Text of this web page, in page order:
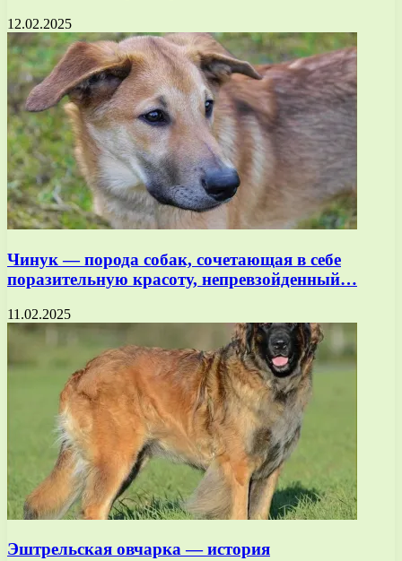
12.02.2025
Чинук — порода собак, сочетающая в себе
поразительную красоту, непревзойденный…
11.02.2025
Эштрельская овчарка — история